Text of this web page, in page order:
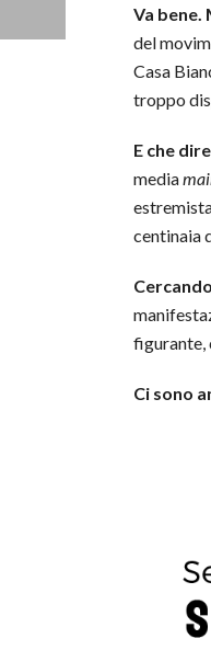
Va bene.
del
Casa
troppo
E che
media
centinaia
figurante,
Ci sono